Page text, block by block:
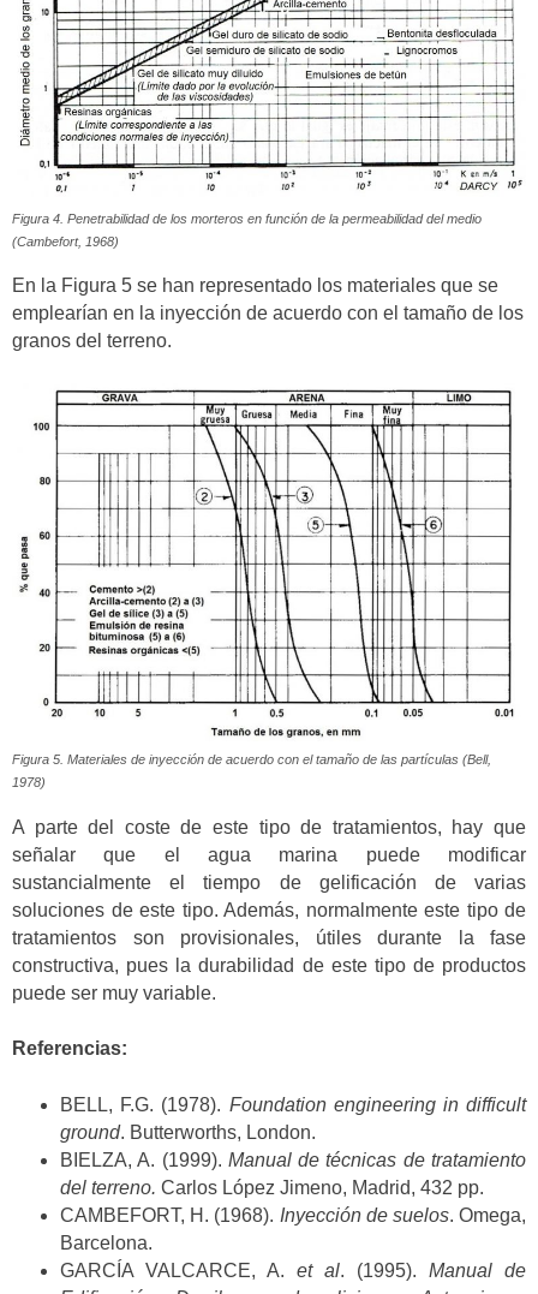
Figura 4. Penetrabilidad de los morteros en función de la permeabilidad del medio
(Cambefort, 1968)
En la Figura 5 se han representado los materiales que se
emplearían en la inyección de acuerdo con el tamaño de los
granos del terreno.
Figura 5. Materiales de inyección de acuerdo con el tamaño de las partículas (Bell,
1978)
A parte del coste de este tipo de tratamientos, hay que
señalar que el agua marina puede modificar
sustancialmente el tiempo de gelificación de varias
soluciones de este tipo. Además, normalmente este tipo de
tratamientos son provisionales, útiles durante la fase
constructiva, pues la durabilidad de este tipo de productos
puede ser muy variable.
Referencias:
BELL, F.G. (1978). Foundation engineering in difficult
ground. Butterworths, London.
BIELZA, A. (1999). Manual de técnicas de tratamiento
del terreno. Carlos López Jimeno, Madrid, 432 pp.
CAMBEFORT, H. (1968). Inyección de suelos. Omega,
Barcelona.
GARCÍA VALCARCE, A. et al. (1995). Manual de